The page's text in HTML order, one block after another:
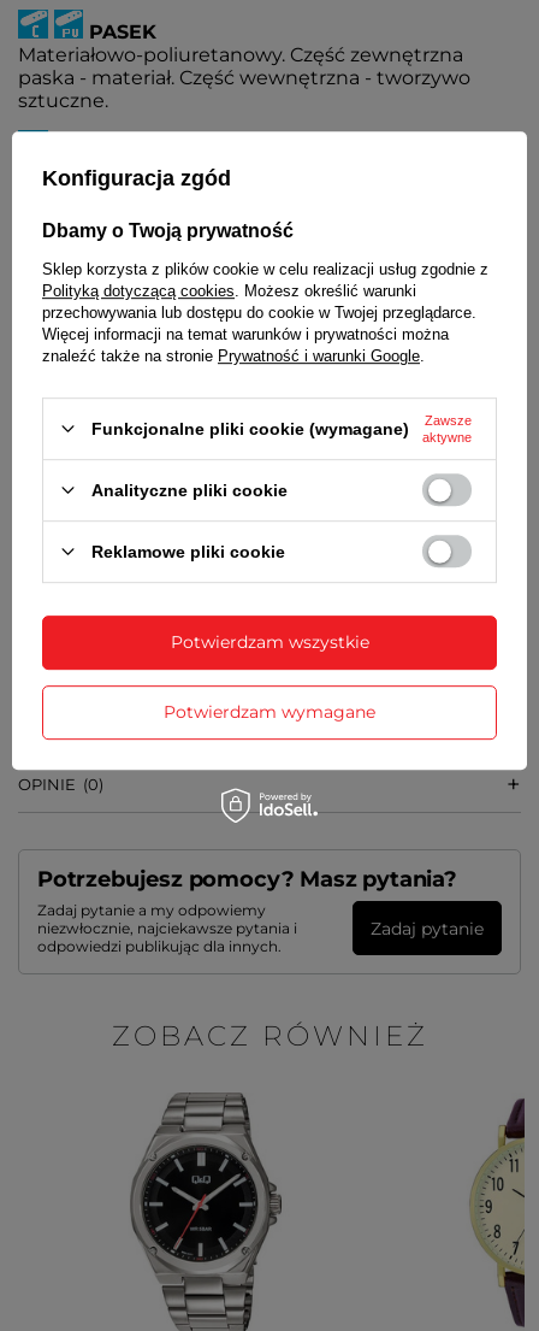
PASEK
Materiałowo-poliuretanowy. Część zewnętrzna
paska - materiał. Część wewnętrzna - tworzywo
sztuczne.
Podczas niskiego poziomu naładowania
skokowo co 2 sekundy.
MECHANIZM
MYIOTA
ŚREDNICA KOPERTY
40 mm
GRUBOŚĆ KOPERTY
ŚREDNICA SZKIEŁKA
SZEROKOŚĆ PASKA
20 mm
WAGA
SZCZEGÓŁOWE DANE
OPINIE (0)
Potrzebujesz pomocy? Masz pytania?
Zadaj pytanie a my odpowiemy
niezwłocznie, najciekawsze pytania i
odpowiedzi publikując dla innych.
Zadaj pytanie
ZOBACZ RÓWNIEŻ
Konfiguracja zgód
Dbamy o Twoją prywatność
Sklep korzysta z plików cookie w celu realizacji usług zgodnie z
Polityką dotyczącą cookies . Możesz określić warunki
przechowywania lub dostępu do cookie w Twojej przeglądarce.
Więcej informacji na temat warunków i prywatności można
znaleźć także na stronie Prywatność i warunki Google
Funkcjonalne pliki cookie (wymagane)
Zawsze
aktywne
Analityczne pliki cookie
Reklamowe pliki cookie
Potwierdzam wymagane
Potwierdzam wszystkie